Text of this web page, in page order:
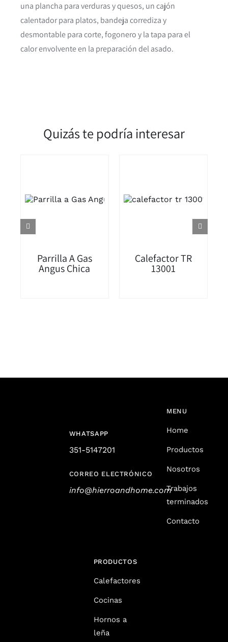
una plancha para verduras y quesos, un cajón
calentador para platos, bandeja corrediza y
desmontable para corte, fogonero y la tapa para el
calor envolvente en la preparación del asado.
Quizás te podría interesar
Parrilla A Gas
Angus Chica
Calefactor TR
13001
WHATSAPP
351-5147201
CORREO ELECTRÓNICO
info@hierroandhome.com
MENU
Home
Productos
Nosotros
Trabajos
terminados
Contacto
PRODUCTOS
Calefactores
Cocinas
Hornos a
leña